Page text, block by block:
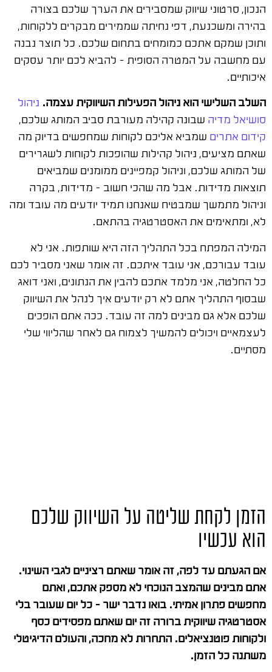
הנכון, סרטוני שיווק שמסבירים את הערך שלכם בצורה
בהירה ומשכנעת, דפי נחיתה שממירים מבקרים ללקוחות,
ותוכן שמקם אתכם כמומחים בתחום שלכם. כל תוצר נבנה
עם מחשבה על המטרה הסופית – להביא לכם יותר עסקים
איכותיים.
השלב השלישי הוא ניהול הפעילות השיווקית עצמה. ניהול
סושיאל מדיה שבונה קהילה מעורבת סביב המותג שלכם,
קידום אתרים שמביא אליכם לקוחות שמחפשים בדיוק מה
שאתם מציעים, ניהול קהילות שהופכות לקוחות לשגרירים
של המותג שלכם, וניהול קמפיינים ממומנים שמביאים
תוצאות מדידות. אבל מה שהכי חשוב – מדידות, בקרה
וניהול מתמשך שמבטיח שאנחנו תמיד יודעים מה עובד ומה
לא, ומתאימים את האסטרטגיה בהתאם.
המילה המפתח בכל התהליך הזה היא שותפות. אני לא
עובד עבורכם, אני עובד איתכם. זה אומר שאני מסביר לכם
כל החלטה, אני מלמד אתכם להבין את הנתונים, ואני דואג
שבסוף התהליך אתם לא רק יודעים איך לנהל את השיווק
שלכם אלא גם מבינים למה זה עובד. ככה אתם הופכים
לעצמאיים ויכולים להמשיך לצמוח גם לאחר שהליווי שלי
מסתיים.
הזמן לקחת שליטה על השיווק שלכם
הוא עכשיו
אם הגעתם עד לפה, זה אומר שאתם רציניים לגבי השינוי.
אתם מבינים שהמצב הנוכחי לא מספק אתכם, ואתם
מחפשים פתרון אמיתי. בואו נדבר ישר – כל יום שעובר בלי
אסטרטגיה שיווקית ברורה זה יום שאתם מפסידים כסף
ולקוחות פוטנציאלים. התחרות לא מחכה, והעולם הדיגיטלי
משתנה כל הזמן.